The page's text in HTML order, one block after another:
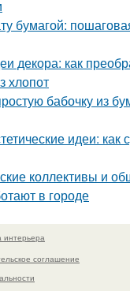
бумагой:
декора: как
хлопот
бабочку из
идеи: как
коллективы и
в городе
интерьера
соглашение